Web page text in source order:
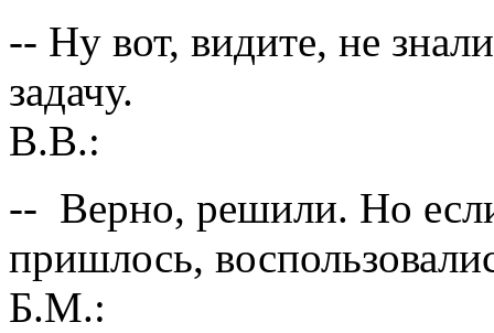
-- Ну вот, видите, не
задачу.
В.В.:
-- Верно, решили. Но
пришлось,
Б.М.: